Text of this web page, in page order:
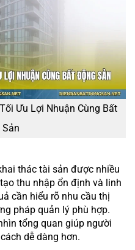
Ưu Lợi Nhuận Cùng Bất
thác tài sản được nhiều
thu nhập ổn định và linh
cần hiểu rõ nhu cầu thị
pháp quản lý phù hợp.
tổng quan giúp người
dễ dàng hơn.